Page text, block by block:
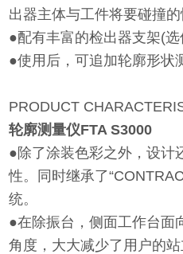
出器主体与工件将要碰撞
●配有丰富的检出器支架(选
●使用后，可追加轮廓形状
PRODUCT
轮廓测量仪FTA S3000
●除了涂装色彩之外，设计
性。同时继承了
统。
●在除振台，侧面工作台面
角度，大大减少了用户的